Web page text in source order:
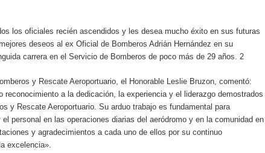
los oficiales recién ascendidos y les desea mucho éxito en sus futuras
deseos al ex Oficial de Bomberos Adrián Hernández en su
carrera en el Servicio de Bomberos de poco más de 29 años. 2
y Rescate Aeroportuario, el Honorable Leslie Bruzon, comentó:
a la dedicación, la experiencia y el liderazgo demostrados
y Rescate Aeroportuario. Su arduo trabajo es fundamental para
personal en las operaciones diarias del aeródromo y en la comunidad en
y agradecimientos a cada uno de ellos por su continuo
excelencia».